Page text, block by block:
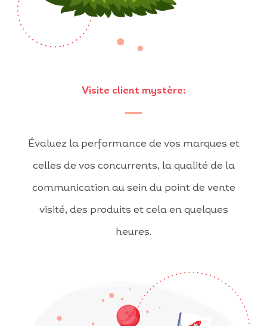
Visite client mystère:
Évaluez la performance de vos marques et
celles de vos concurrents, la qualité de la
communication au sein du point de vente
visité, des produits et cela en quelques
heures.